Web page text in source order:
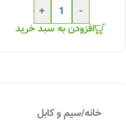
-
+
افزودن به سبد خرید
خانه/سیم و کابل